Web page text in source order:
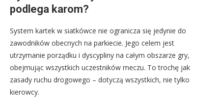
podlega karom?
System kartek w siatkówce nie ogranicza się jedynie do
zawodników obecnych na parkiecie. Jego celem jest
utrzymanie porządku i dyscypliny na całym obszarze gry,
obejmując wszystkich uczestników meczu. To trochę jak
zasady ruchu drogowego – dotyczą wszystkich, nie tylko
kierowcy.